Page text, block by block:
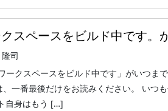
スペースをビルド中です。
司
ークスペースをビルド中です」がいつま
一番最後だけをお読みください。 いつ
自身はもう […]